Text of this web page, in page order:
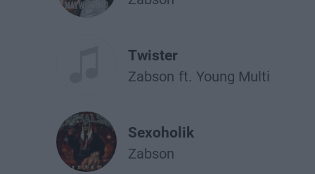
Twister
Żabson ft. Young Multi
Sexoholik
Żabson